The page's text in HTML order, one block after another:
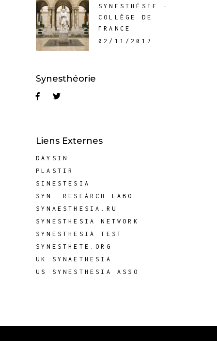
SYNESTHÉSIE –
COLLÈGE DE
FRANCE
02/11/2017
Synesthéorie
Liens Externes
DAYSIN
PLASTIR
SINESTESIA
SYN. RESEARCH LABO
SYNAESTHESIA.RU
SYNESTHESIA NETWORK
SYNESTHESIA TEST
SYNESTHETE.ORG
UK SYNAETHESIA
US SYNESTHESIA ASSO